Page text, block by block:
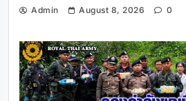
Admin August 8, 2026 0